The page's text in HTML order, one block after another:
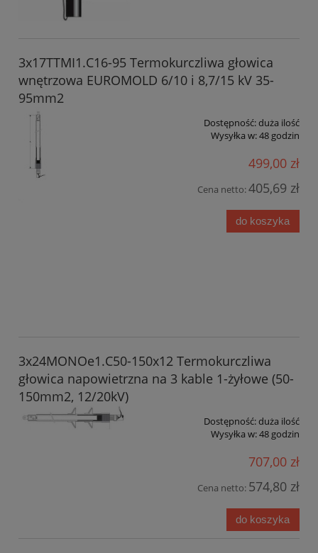
3x17TTMI1.C16-95 Termokurczliwa głowica
wnętrzowa EUROMOLD 6/10 i 8,7/15 kV 35-
95mm2
Dostępność:duża ilość
Wysyłka w:48 godzin
499,00 zł
Cena netto:405,69 zł
do koszyka
3x24MONOe1.C50-150x12 Termokurczliwa
głowica napowietrzna na 3 kable 1-żyłowe (50-
150mm2, 12/20kV)
Dostępność:duża ilość
Wysyłka w:48 godzin
707,00 zł
Cena netto: 574,80 zł
do koszyka